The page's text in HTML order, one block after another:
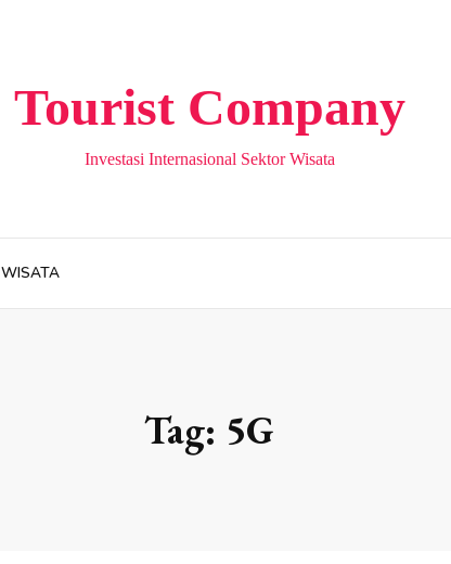
Tourist Company
Investasi Internasional Sektor Wisata
WISATA
Tag: 5G